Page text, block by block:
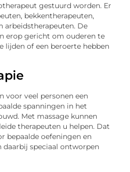
gestuurd worden. Er
bekkentherapeuten,
arbeidstherapeuten. De
erop gericht om ouderen te
lijden of een beroerte hebben
voor veel personen een
spanningen in het
Met massage kunnen
therapeuten u helpen. Dat
bepaalde oefeningen en
speciaal ontworpen